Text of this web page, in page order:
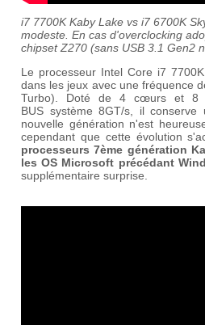
i7 7700K Kaby Lake vs i7 6700K
modeste. En cas d'overclocking
chipset Z270 (sans USB 3.1 Gen2
Le processeur Intel Core i7
dans les jeux avec une fréquence
Turbo). Doté de 4 cœurs et 8
BUS système 8GT/s, il conserve
nouvelle génération n'est
cependant que cette évolution
processeurs 7ème génération
les OS Microsoft précédant
supplémentaire surprise.